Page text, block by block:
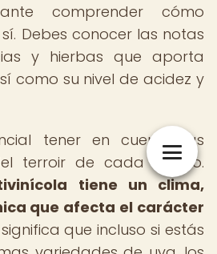
comprender cómo
Debes conocer las notas
y hierbas que aporta
como su nivel de acidez y
tener en cuenta las
terroir de cada viñedo.
tiene un clima,
que afecta el carácter
que incluso si estás